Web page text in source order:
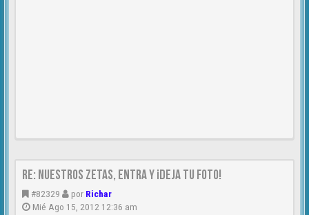
Re: NUESTROS ZETAS, ENTRA Y ¡DEJA TU FOTO!
#82329 por Richar
Mié Ago 15, 2012 12:36 am